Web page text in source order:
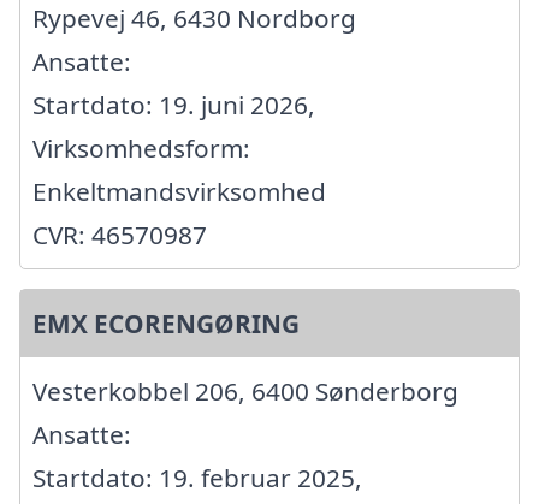
Rypevej 46, 6430 Nordborg
Ansatte:
Startdato: 19. juni 2026,
Virksomhedsform:
Enkeltmandsvirksomhed
CVR: 46570987
EMX ECORENGØRING
Vesterkobbel 206, 6400 Sønderborg
Ansatte:
Startdato: 19. februar 2025,